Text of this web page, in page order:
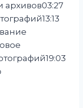
архивов03:27